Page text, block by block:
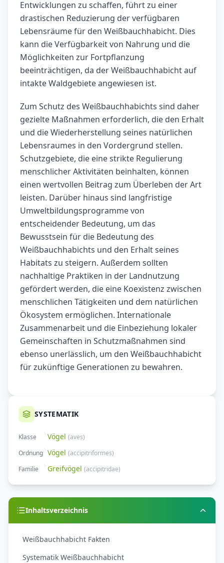
Entwicklungen zu schaffen, führt zu einer
drastischen Reduzierung der verfügbaren
Lebensräume für den Weißbauchhabicht. Dies
kann die Verfügbarkeit von Nahrung und die
Möglichkeiten zur Fortpflanzung
beeinträchtigen, da der Weißbauchhabicht auf
intakte Waldgebiete angewiesen ist.
Zum Schutz des Weißbauchhabichts sind daher
gezielte Maßnahmen erforderlich, die den Erhalt
und die Wiederherstellung seines natürlichen
Lebensraumes in den Vordergrund stellen.
Schutzgebiete, die eine strikte Regulierung
menschlicher Aktivitäten beinhalten, können
einen wertvollen Beitrag zum Überleben der Art
leisten. Darüber hinaus sind langfristige
Umweltbildungsprogramme von
entscheidender Bedeutung, um das
Bewusstsein für die Bedeutung des
Weißbauchhabichts und den Erhalt seines
Habitats zu steigern. Außerdem sollten
nachhaltige Praktiken in der Landnutzung
gefördert werden, die eine Koexistenz zwischen
menschlichen Tätigkeiten und dem natürlichen
Ökosystem ermöglichen. Internationale
Zusammenarbeit und die Einbeziehung lokaler
Gemeinschaften in Schutzmaßnahmen sind
ebenso unerlässlich, um den Weißbauchhabicht
für zukünftige Generationen zu bewahren.
SYSTEMATIK
Klasse Vögel (aves)
Ordnung Vögel (accipitriformes)
Familie
Greifvögel (accipitridae)
Inhaltsverzeichnis
Weißbauchhabicht Fakten
Systematik Weißbauchhabicht